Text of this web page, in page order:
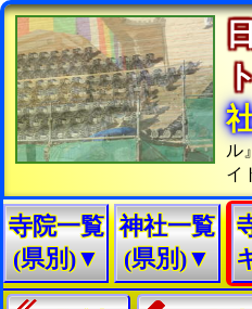
ル
イ
寺院一覧
(県別)▼
神社一覧
(県別)▼